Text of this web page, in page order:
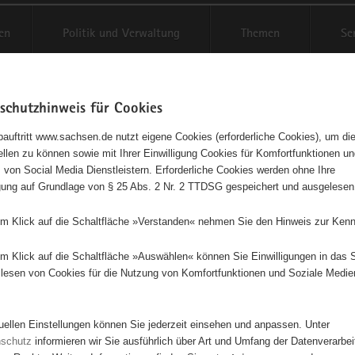
Politik und Verwaltung Themen
geistig
1 Jahr
für Cookies
www.sachsen.de nutzt eigene Cookies (erforderliche Cookies), um
zu können sowie mit Ihrer Einwilligung Cookies für Komfortfunktionen
von Social Media Dienstleistern. Erforderliche Cookies werden ohne Ihre
auf Grundlage von § 25 Abs. 2 Nr. 2 TTDSG gespeichert und ausgelesen.
Klick auf die Schaltfläche »Verstanden« nehmen Sie den Hinweis zur
Klick auf die Schaltfläche »Auswählen« können Sie Einwilligungen in das
von Cookies für die Nutzung von Komfortfunktionen und Soziale
Einstellungen können Sie jederzeit einsehen und anpassen. Unter
informieren wir Sie ausführlich über Art und Umfang der